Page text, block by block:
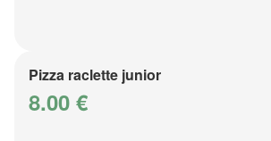
Pizza raclette junior
8.00 €